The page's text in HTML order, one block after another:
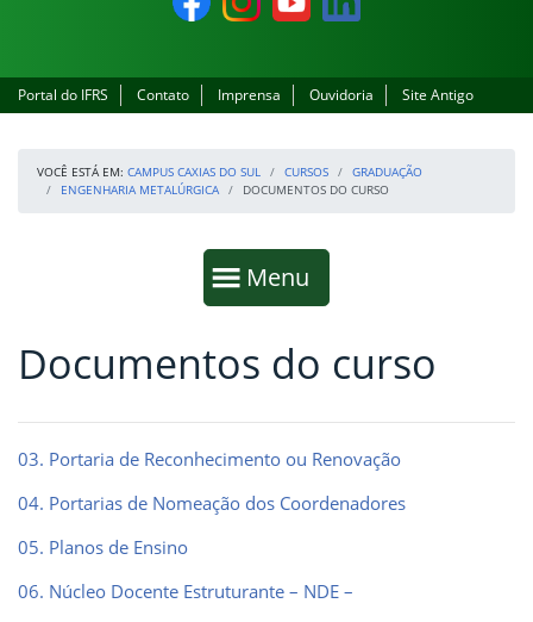
Portal do IFRS Contato Imprensa Ouvidoria Site Antigo
VOCÊ ESTÁ EM: CAMPUS CAXIAS DO SUL CURSOS
GRADUAÇÃO
ENGENHARIA METALÚRGICA
DOCUMENTOS DO CURSO
Mostrar
Menu
Fim da navegação
Início do conteúdo
Documentos do curso
03. Portaria de Reconhecimento ou Renovação
04. Portarias de Nomeação dos Coordenadores
05. Planos de Ensino
06. Núcleo Docente Estruturante – NDE –